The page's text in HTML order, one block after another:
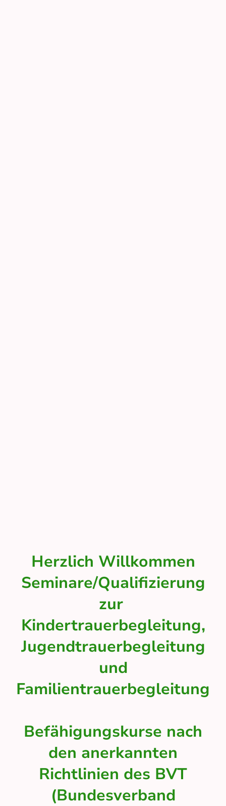
Herzlich Willkommen
Seminare/Qualifizierung
zur
Kindertrauerbegleitung,
Jugendtrauerbegleitung
und
Familientrauerbegleitung
Befähigungskurse nach
den anerkannten
Richtlinien des BVT
(Bundesverband